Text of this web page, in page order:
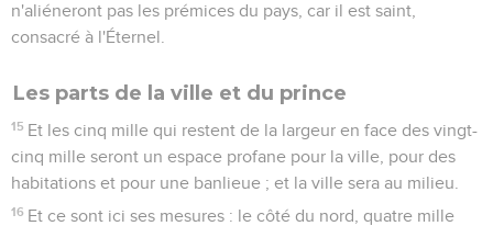
n'aliéneront pas les prémices du pays, car il est saint,
consacré à l'Éternel.
Les parts de la ville et du prince
15 Et les cinq mille qui restent de la largeur en face des vingt-
cinq mille seront un espace profane pour la ville, pour des
habitations et pour une banlieue ; et la ville sera au milieu.
16 Et ce sont ici ses mesures : le côté du nord, quatre mille